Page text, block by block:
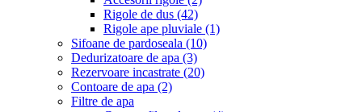
Rigole de dus (42)
Rigole ape pluviale (1)
Sifoane de pardoseala (10)
Dedurizatoare de apa (3)
Rezervoare incastrate (20)
Contoare de apa (2)
Filtre de apa